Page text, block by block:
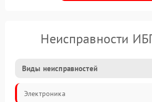
Неисправности
Виды неисправностей
Электроника